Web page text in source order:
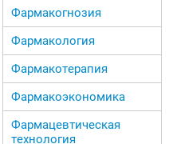
Фармакогнозия
Фармакология
Фармакотерапия
Фармакоэкономика
Фармацевтическая
технология